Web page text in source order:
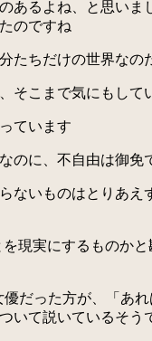
あるよね、と思いま
のですね
たちだけの世界なの
そこまで気にもして
ています
のに、不自由は御免
ないものはとりあえ
現実にするものかと
だった方が、「あ
いて説いているそう